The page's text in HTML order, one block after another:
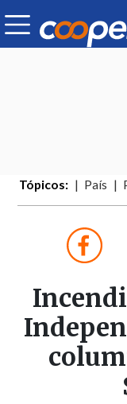
Tópicos: País